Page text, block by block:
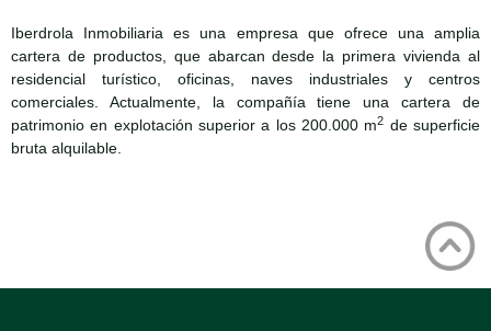
Iberdrola Inmobiliaria es una empresa que ofrece una amplia
cartera de productos, que abarcan desde la primera vivienda al
residencial turístico, oficinas, naves industriales y centros
comerciales. Actualmente, la compañía tiene una cartera de
patrimonio en explotación superior a los 200.000 m2 de superficie
bruta alquilable.